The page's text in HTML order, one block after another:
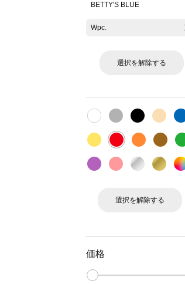
BETTY'S BLUE
Wpc.
選択を解除する
選択を解除する
価格